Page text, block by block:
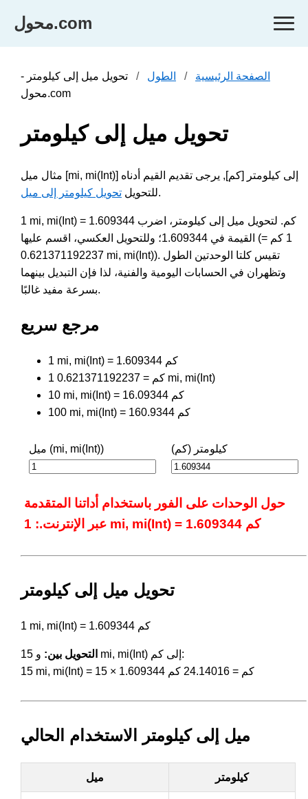
محول.com
الصفحة الرئيسية الطول
تحويل ميل إلى كيلومتر -
محول.com
تحويل ميل إلى كيلومتر
مثال ميل [mi, mi(Int)] إلى كيلومتر [كم], يرجى تقديم القيم أدناه
للتحويل تحويل كيلومتر إلى ميل .
1 mi, mi(Int) = 1.609344 كم. لتحويل ميل إلى كيلومتر، اضرب
القيمة في 1.609344؛ وللتحويل العكسي، اقسم عليها (1 كم =
0.621371192237 mi, mi(Int)). تقيس كلتا الوحدتين الطول
وتظهران في الحسابات اليومية والفنية، لذا فإن التبديل بينهما
بسرعة مفيد غالبًا.
مرجع سريع
1 mi, mi(Int) = 1.609344 كم
1 كم = 0.621371192237 mi, mi(Int)
10 mi, mi(Int) = 16.09344 كم
100 mi, mi(Int) = 160.9344 كم
ميل (mi, mi(Int)) كيلومتر (كم)
حول الوحدات على الفور باستخدام أداتنا المتقدمة
عبر الإنترنت.: 1 mi, mi(Int) = 1.609344 كم
تحويل ميل إلى كيلومتر
1 mi, mi(Int) = 1.609344 كم
التحويل بين:
و 15 mi, mi(Int) إلى كم:
15 mi, mi(Int) = 15 × 1.609344 كم = 24.14016 كم
ميل إلى كيلومتر الاستخدام الحالي
ميل كيلومتر